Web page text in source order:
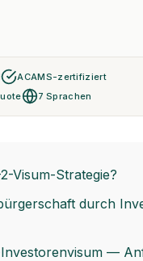
ACAMS-zertifiziert
7 Sprachen
Visum-Strategie?
durch
—